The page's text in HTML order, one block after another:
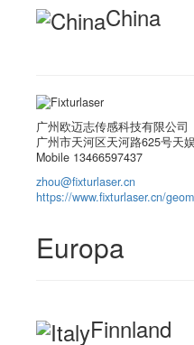
China
广州欧迈志传感科技有限公司
广州市天河区天河路625号天
Mobile 13466597437
zhou@fixturlaser.cn
https://www.fixturlaser.cn/
Europa
Finnland